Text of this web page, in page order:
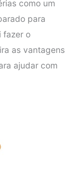
como um
para
fazer o
as vantagens
ajudar com